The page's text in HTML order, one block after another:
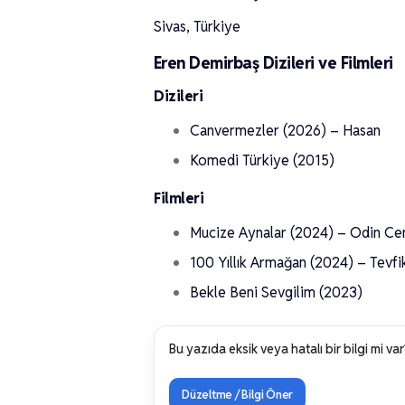
Sivas, Türkiye
Eren Demirbaş Dizileri ve Filmleri
Dizileri
Canvermezler (2026) – Hasan
Komedi Türkiye (2015)
Filmleri
Mucize Aynalar (2024) – Odin
100 Yıllık Armağan (2024) –
Bekle Beni Sevgilim (2023)
Bu yazıda eksik veya hatalı bir bilgi mi
Düzeltme / Bilgi Öner